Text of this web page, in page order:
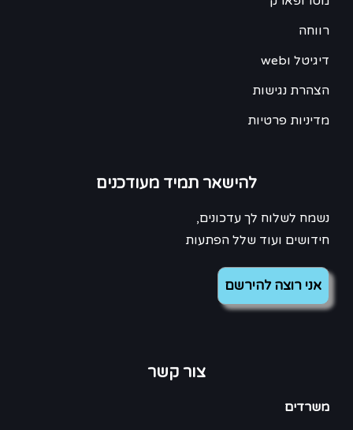
רווחה
דיגיטל וweb
הצהרת נגישות
מדיניות פרטיות
להישאר תמיד מעודכנים
נשמח לשלוח לך עדכונים,
חידושים ועוד שלל הפתעות
צור קשר
משרדים